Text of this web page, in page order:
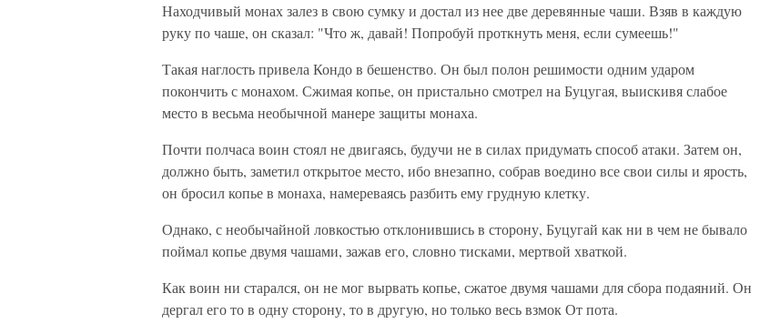
Находчивый монах залез в свою сумку и достал из нее две деревянные чаши. Взяв в каждую
руку по чаше, он сказал: "Что ж, давай! Попробуй проткнуть меня, если сумеешь!"
Такая наглость привела Кондо в бешенство. Он был полон решимости одним ударом
покончить с монахом. Сжимая копье, он пристально смотрел на Буцугая, выискивя слабое
место в весьма необычной манере защиты монаха.
Почти полчаса воин стоял не двигаясь, будучи не в силах придумать способ атаки. Затем он,
должно быть, заметил открытое место, ибо внезапно, собрав воедино все свои силы и ярость,
он бросил копье в монаха, намереваясь разбить ему грудную клетку.
Однако, с необычайной ловкостью отклонившись в сторону, Буцугай как ни в чем не бывало
поймал копье двумя чашами, зажав его, словно тисками, мертвой хваткой.
Как воин ни старался, он не мог вырвать копье, сжатое двумя чашами для сбора подаяний. Он
дергал его то в одну сторону, то в другую, но только весь взмок От пота.